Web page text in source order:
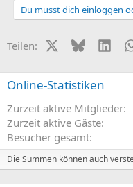
Du musst dich einloggen
Teilen: X (Twitter)
Bluesky
Online-Statistiken
Zurzeit aktive Mitglieder
Zurzeit aktive Gäste
Besucher gesamt
Die Summen können auch